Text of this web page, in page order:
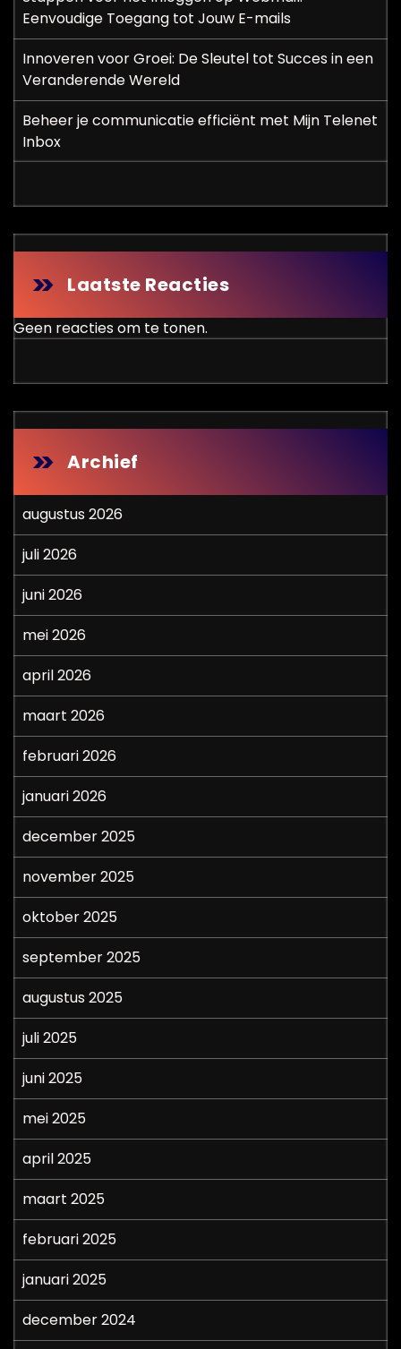
Eenvoudige Toegang tot Jouw E-mails
Innoveren voor Groei: De Sleutel tot Succes in een
Veranderende Wereld
Beheer je communicatie efficiënt met Mijn Telenet
Inbox
Laatste Reacties
Geen reacties om te tonen.
Archief
augustus 2026
juli 2026
juni 2026
mei 2026
april 2026
maart 2026
februari 2026
januari 2026
december 2025
november 2025
oktober 2025
september 2025
augustus 2025
juli 2025
juni 2025
mei 2025
april 2025
maart 2025
februari 2025
januari 2025
december 2024